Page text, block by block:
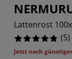
Lattenrost
(5)
Jetzt noch günstiger